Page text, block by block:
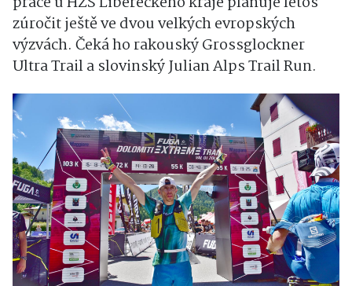
zúročit ještě ve dvou velkých evropských
výzvách. Čeká ho rakouský Grossglockner
Ultra Trail a slovinský Julian Alps Trail Run.